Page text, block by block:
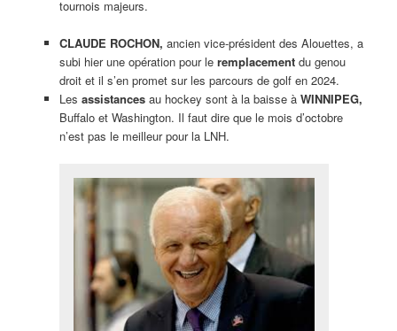
tournois majeurs.
CLAUDE ROCHON, ancien vice-président des Alouettes, a
subi hier une opération pour le remplacementdu genou
droit et il s’en promet sur les parcours de golf en 2024.
Les assistancesau hockey sont à la baisse à WINNIPEG,
Buffalo et Washington. Il faut dire que le mois d’octobre
n’est pas le meilleur pour la LNH.